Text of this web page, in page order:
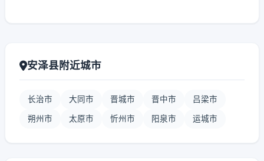
安泽县附近城市
长治市 大同市 晋城市 晋中市 吕梁市
朔州市 太原市 忻州市 阳泉市 运城市